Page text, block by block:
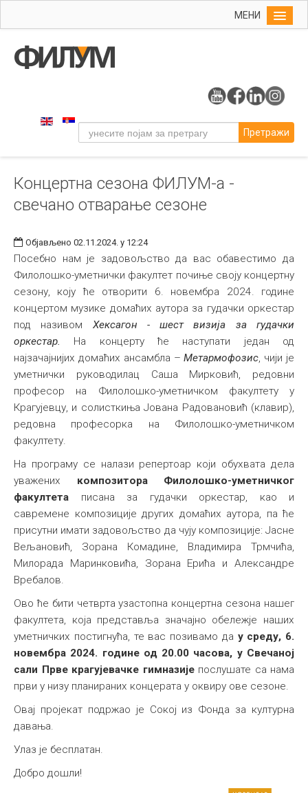
МЕНИ
Упис
Уметност
Музичка уметност
Примењена и ликовна уметност
Издаваштво
Библиотека
Међународна
Претражи
Концертна сезона ФИЛУМ-а -
свечано отварање сезоне
Објављено 02.11.2024. у 12:24
Посебно нам је задовољство да вас обавестимо да
Филолошко-уметнички факултет почиње своју концертну
сезону, коју ће отворити 6. новембра 2024. године
концертом музике домаћих аутора за гудачки оркестар
под називом Хексагон - шест визија за гудачки
оркестар.
На концерту ће наступати један од
најзачајнијих домаћих ансамбла –Метармофозис, чији је
уметнички руководилац Саша Мирковић, редовни
професор на Филолошко-уметничком факултету у
Крагујевцу, и солисткиња Јована Радовановић (клавир),
редовна професорка на Филолошко-уметничком
факултету.
На програму се налази репертоар који обухвата дела
уважених композитора Филолошко-уметничког
факултета писана за гудачки оркестар, као и
савремене композиције других домаћих аутора, па ће
присутни имати задовољство да чују композиције: Јасне
Вељановић, Зорана Комадине, Владимира Трмчића,
Милорада Маринковића, Зорана Ерића и Александре
Вребалов.
Ово ће бити четврта узастопна концертна сезона нашег
факултета, која представља значајно обележје наших
уметничких постигнућа, те вас позивамо да усреду, 6.
новембра 2024. године од 20.00 часова, у Свечаној
сали Прве крагујевачке гимназијепослушате са нама
први у низу планираних концерата у оквиру ове сезоне.
Овај пројекат подржао је Сокој из Фонда за културна
давања.
Улаз је бесплатан.
Добро дошли!